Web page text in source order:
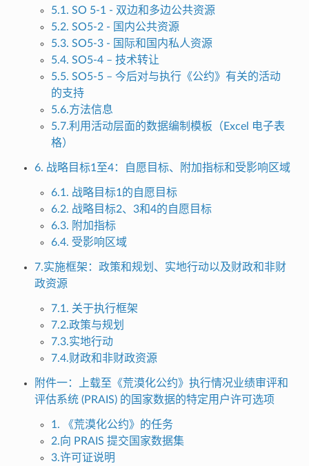
5.1. SO 5-1 - 双边和多边公共资源
5.2. SO5-2 - 国内公共资源
5.3. SO5-3 - 国际和国内私人资源
5.4. SO5-4 – 技术转让
5.5. SO5-5 – 今后对与执行《公约》有关的活动
的支持
5.6.方法信息
5.7.利用活动层面的数据编制模板（Excel 电子表
格）
6. 战略目标1至4：自愿目标、附加指标和受影响区域
6.1. 战略目标1的自愿目标
6.2. 战略目标2、3和4的自愿目标
6.3. 附加指标
6.4. 受影响区域
7.实施框架：政策和规划、实地行动以及财政和非财
政资源
7.1. 关于执行框架
7.2.政策与规划
7.3.实地行动
7.4.财政和非财政资源
附件一：上载至《荒漠化公约》执行情况业绩审评和
评估系统 (PRAIS) 的国家数据的特定用户许可选项
1. 《荒漠化公约》的任务
2.向 PRAIS 提交国家数据集
3.许可证说明